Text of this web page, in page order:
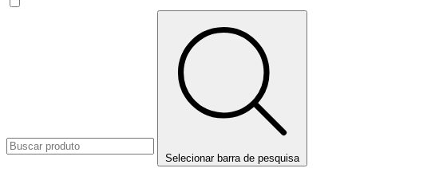
Selecionar barra de pesquisa